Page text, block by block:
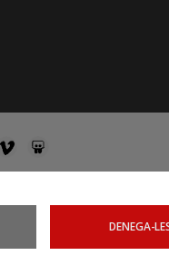
DENEGA-